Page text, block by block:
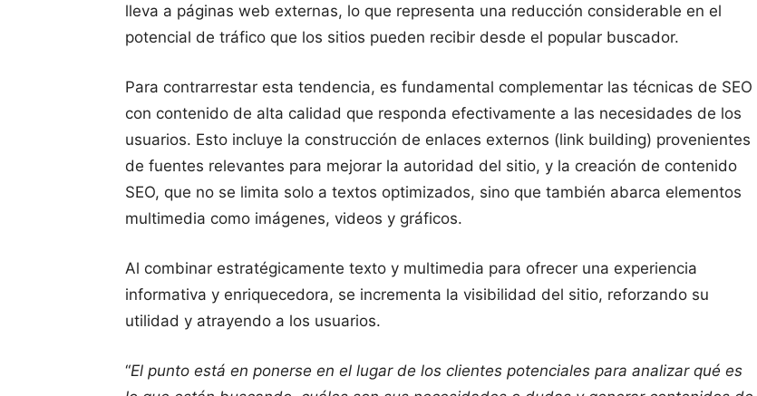
lleva a páginas web externas, lo que representa una reducción considerable en el
potencial de tráfico que los sitios pueden recibir desde el popular buscador.
Para contrarrestar esta tendencia, es fundamental complementar las técnicas de SEO
con contenido de alta calidad que responda efectivamente a las necesidades de los
usuarios. Esto incluye la construcción de enlaces externos (link building) provenientes
de fuentes relevantes para mejorar la autoridad del sitio, y la creación de contenido
SEO, que no se limita solo a textos optimizados, sino que también abarca elementos
multimedia como imágenes, videos y gráficos.
Al combinar estratégicamente texto y multimedia para ofrecer una experiencia
informativa y enriquecedora, se incrementa la visibilidad del sitio, reforzando su
utilidad y atrayendo a los usuarios.
“El punto está en ponerse en el lugar de los clientes potenciales para analizar qué es